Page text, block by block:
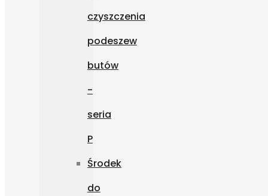
czyszczenia
podeszew
butów
-
seria
P
Środek
do